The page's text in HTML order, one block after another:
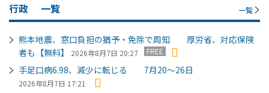
行政 一覧 一覧
熊本地震、窓口負担の猶予・免除で周知 厚労省、対応保険
者も【無料】
2026年8月7日 20:27 FREE
手足口病6.98、減少に転じる 7月20～26日
2026年8月7日 17:21